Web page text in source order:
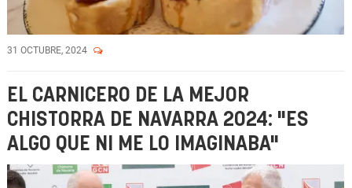
31 OCTUBRE, 2024
EL CARNICERO DE LA MEJOR
CHISTORRA DE NAVARRA 2024: "ES
ALGO QUE NI ME LO IMAGINABA"